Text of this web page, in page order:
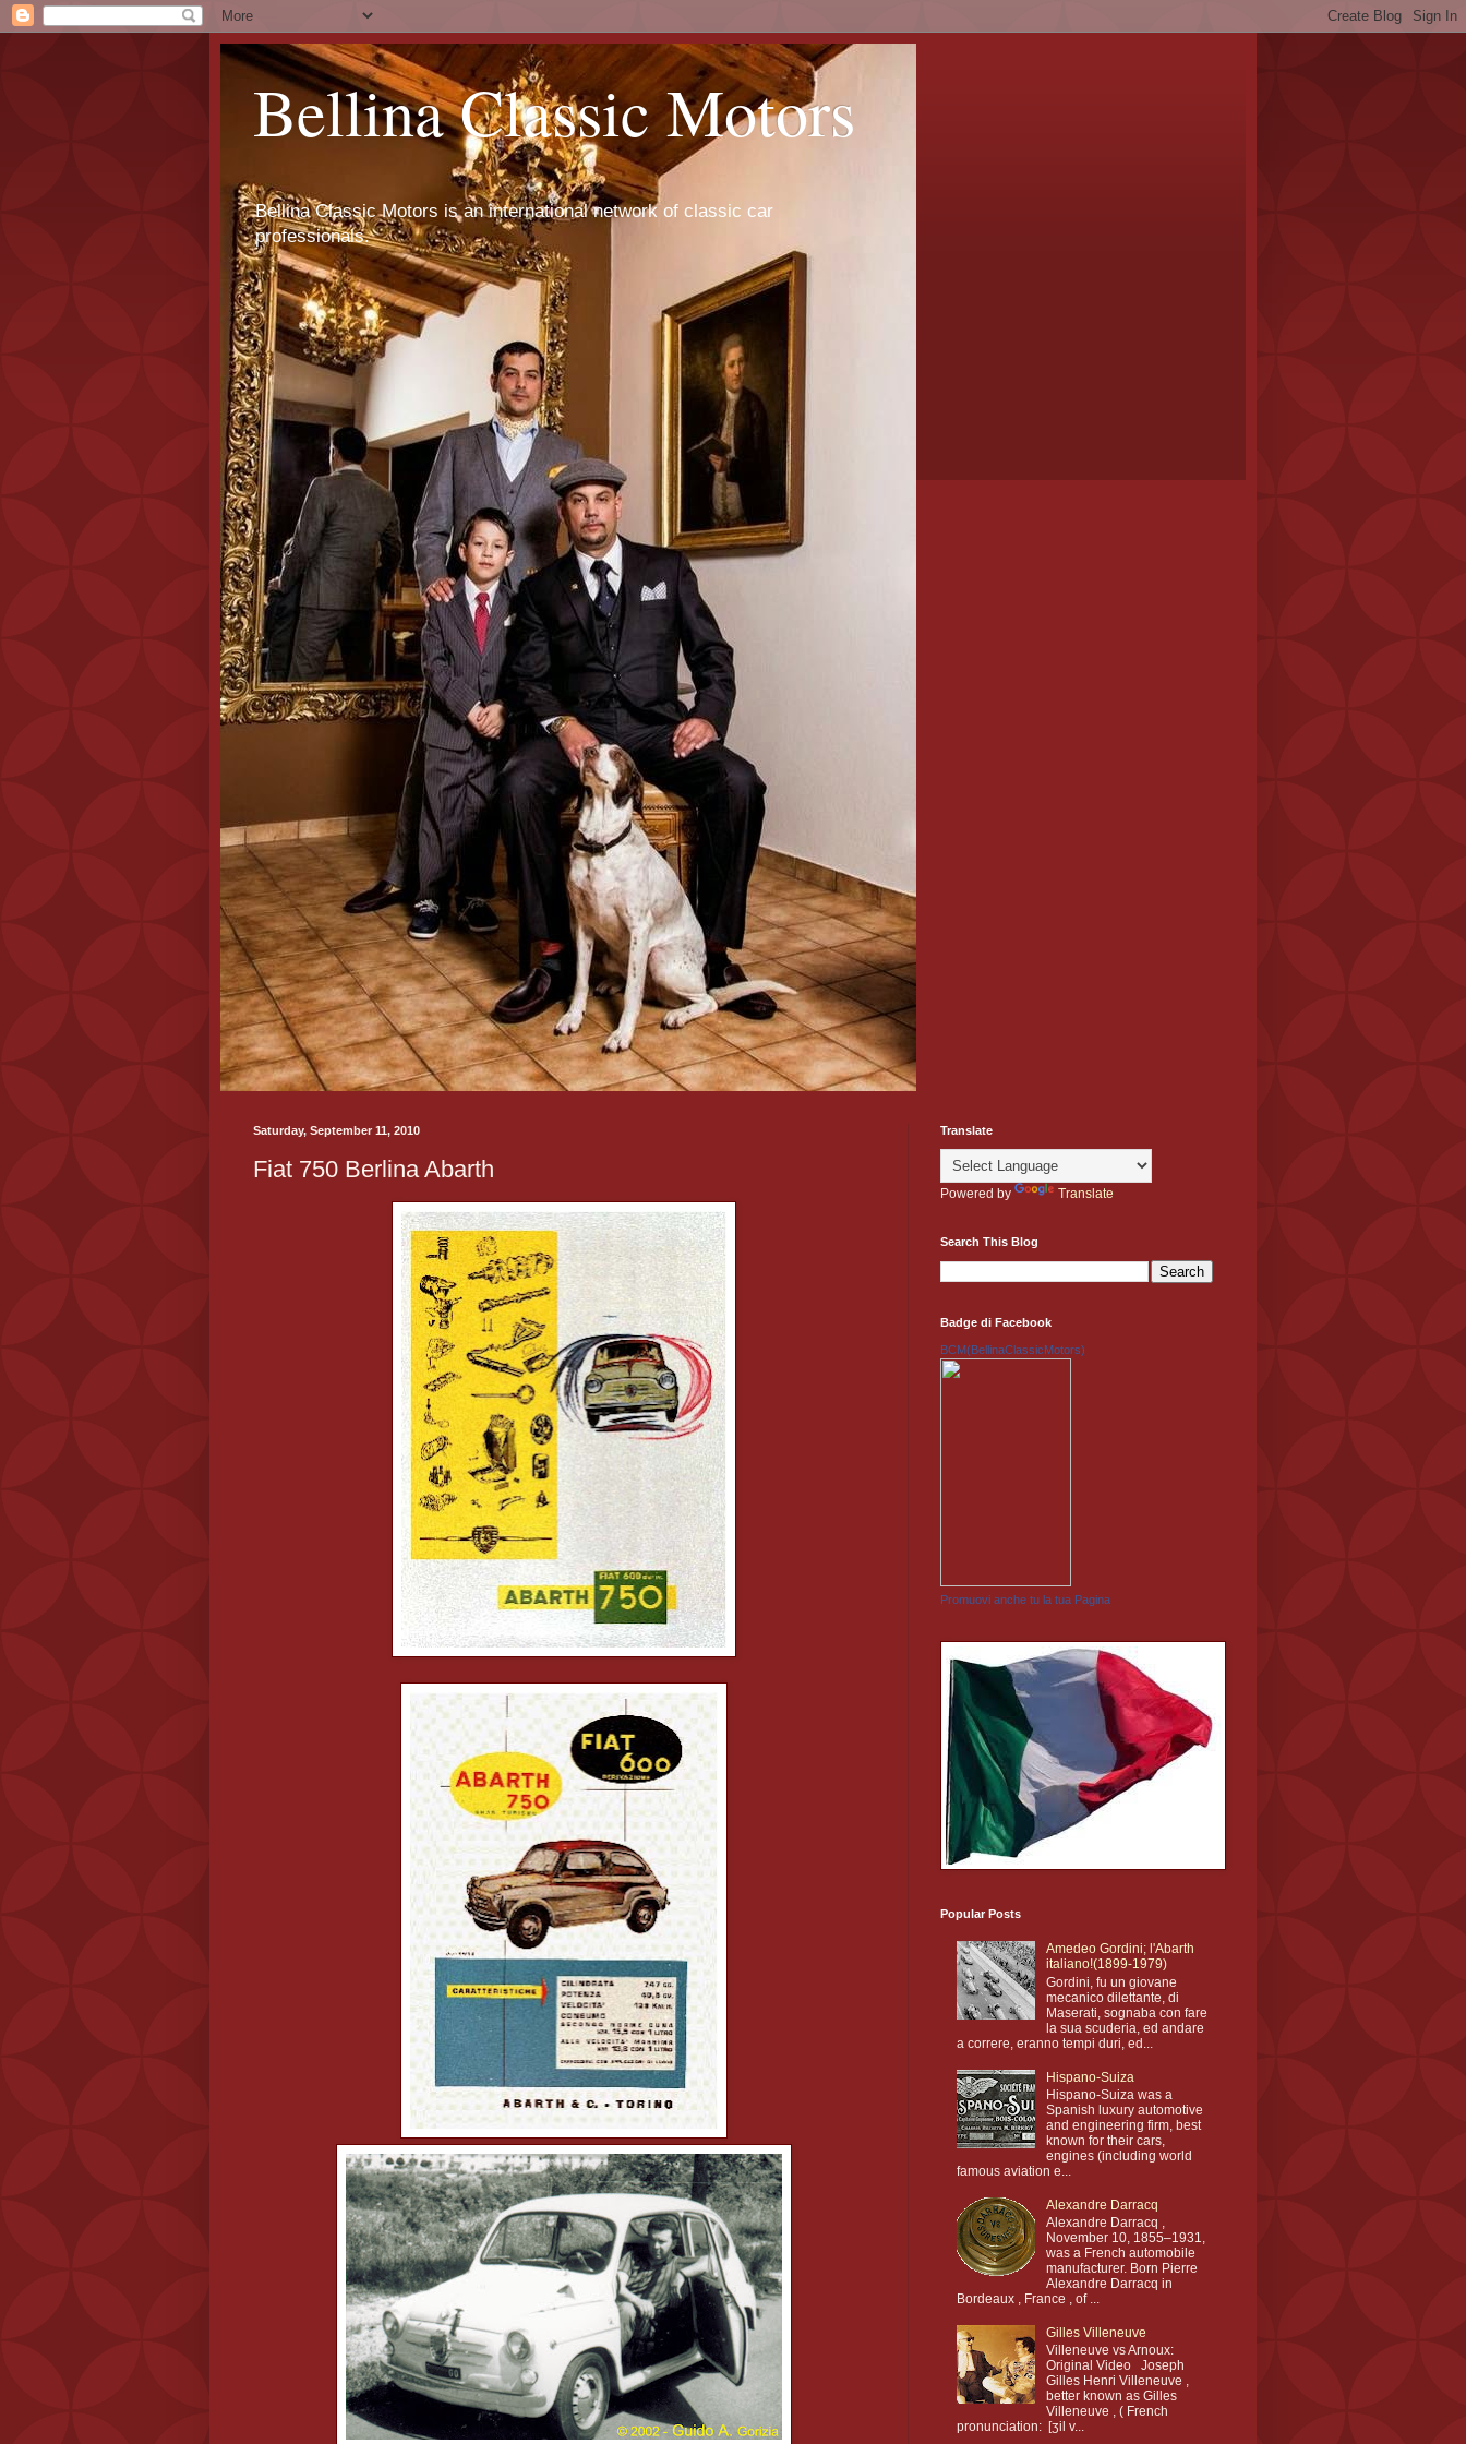
Bellina Classic Motors
Bellina Classic Motors is an international network of classic car
professionals.
Saturday, September 11, 2010
Fiat 750 Berlina Abarth
Translate
Powered by Translate
Search This Blog
Badge di Facebook
BCM(BellinaClassicMotors)
Promuovi anche tu la tua Pagina
Popular Posts
Amedeo Gordini; l'Abarth
italiano!(1899-1979)
Gordini, fu un giovane
mecanico dilettante, di
Maserati, sognaba con fare
la sua scuderia, ed andare
a correre, eranno tempi duri, ed...
Hispano-Suiza
Hispano-Suiza was a
Spanish luxury automotive
and engineering firm, best
known for their cars,
engines (including world
famous aviation e...
Alexandre Darracq
Alexandre Darracq ,
November 10, 1855–1931,
was a French automobile
manufacturer. Born Pierre
Alexandre Darracq in
Bordeaux , France , of ...
Gilles Villeneuve
Villeneuve vs Arnoux:
Original Video Joseph
Gilles Henri Villeneuve ,
better known as Gilles
Villeneuve , ( French
pronunciation: [ʒil v...